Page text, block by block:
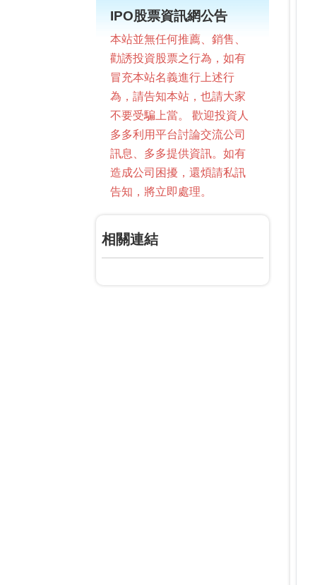
IPO股票資訊網公告
本站並無任何推薦、銷售、
勸誘投資股票之行為，如有
冒充本站名義進行上述行
為，請告知本站，也請大家
不要受騙上當。 歡迎投資人
多多利用平台討論交流公司
訊息、多多提供資訊。如有
造成公司困擾，還煩請私訊
告知，將立即處理。
相關連結